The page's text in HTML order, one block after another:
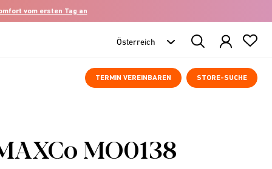
vom ersten Tag an
Search
Products
TERMIN VEREINBAREN STORE-SUCHE
MO0138